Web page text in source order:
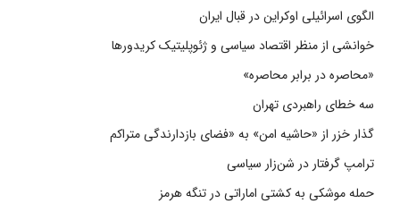
الگوی اسرائیلی اوکراین در قبال ایران
خوانشی از منظر اقتصاد سیاسی و ژئوپلیتیک کریدورها
«محاصره در برابر محاصره»
سه خطای راهبردی تهران
گذار خزر از «حاشیه امن» به «فضای بازدارندگی متراکم
ترامپ گرفتار در شن‌زار سیاسی
حمله موشکی به کشتی اماراتی در تنگه هرمز